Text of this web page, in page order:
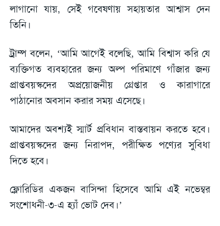
লাগানো যায়, সেই গবেষণায় সহায়তার আশ্বাস দেন
তিনি।
ট্রাম্প বলেন, ‘আমি আগেই বলেছি, আমি বিশ্বাস করি যে
ব্যক্তিগত ব্যবহারের জন্য অল্প পরিমাণে গাঁজার জন্য
প্রাপ্তবয়স্কদের অপ্রয়োজনীয় গ্রেপ্তার ও কারাগারে
পাঠানোর অবসান করার সময় এসেছে।
আমাদের অবশ্যই স্মার্ট প্রবিধান বাস্তবায়ন করতে হবে।
প্রাপ্তবয়স্কদের জন্য নিরাপদ, পরীক্ষিত পণ্যের সুবিধা
দিতে হবে।
ফ্লোরিডির একজন বাসিন্দা হিসেবে আমি এই নভেম্বর
সংশোধনী-৩-এ হ্যাঁ ভোট দেব।’